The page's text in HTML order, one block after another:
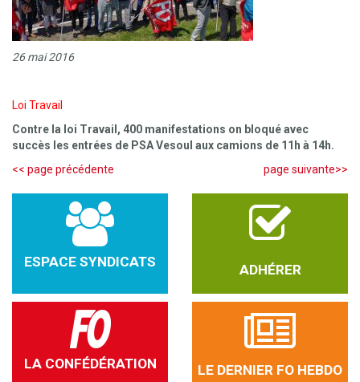
26 mai 2016
Loi Travail
Contre la loi Travail, 400 manifestations on bloqué avec
succès les entrées de PSA Vesoul aux camions de 11h à 14h.
<< page précédente
page suivante>>
ESPACE SYNDICATS ADHÉRER
LA CONFÉDÉRATION LE DERNIER FO HEBDO